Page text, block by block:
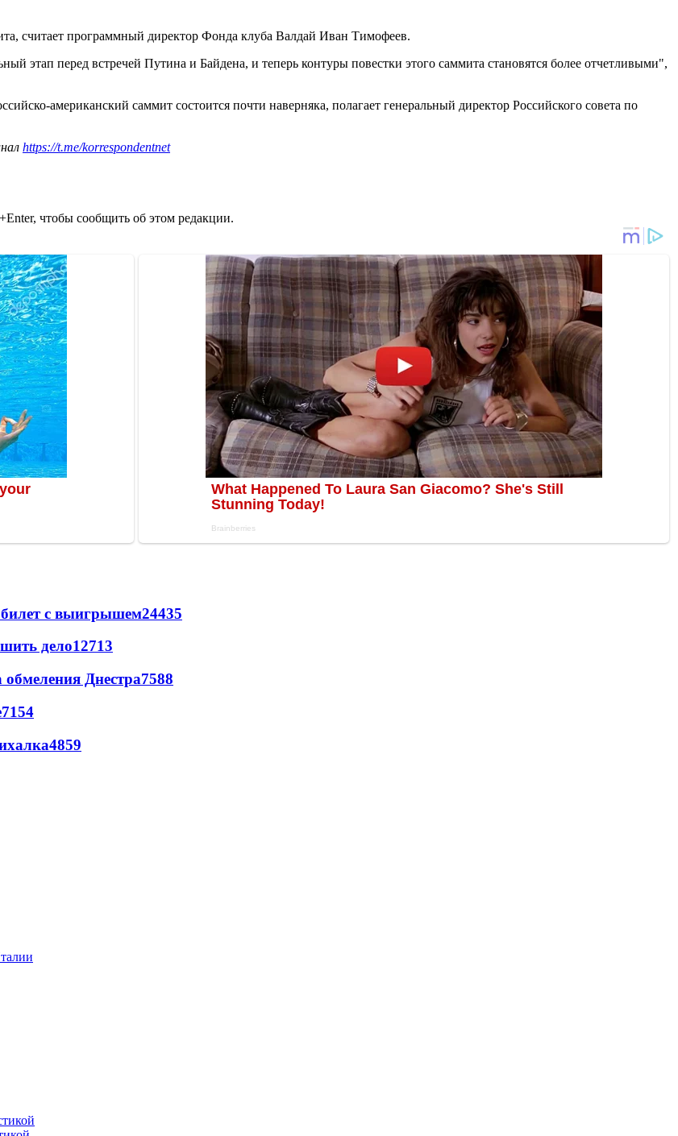
считает программный директор Фонда клуба Валдай Иван Тимофеев.
этап перед встречей Путина и Байдена, и теперь контуры повестки этого саммита становятся более отчетливыми",
американский саммит состоится почти наверняка, полагает генеральный директор Российского совета по
https://t.me/korrespondentnet
чтобы сообщить об этом редакции.
с выигрышем24435
дело12713
обмеления Днестра7588
7154
4859